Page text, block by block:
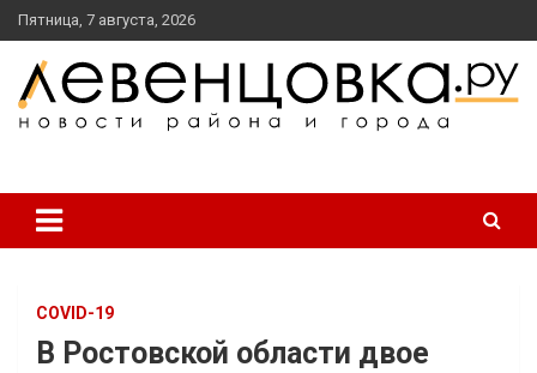
перейти
к
содержанию
Пятница, 7 августа, 2026
COVID-19
В Ростовской области двое